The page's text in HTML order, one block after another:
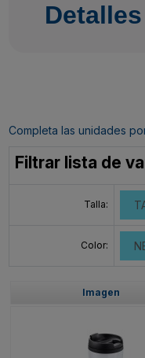
Completa las unidades
Filtrar lista de
Talla:
Color:
Imagen